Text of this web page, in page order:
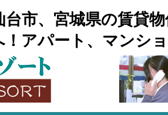
台市、宮城県の賃貸
！アパート、マンシ